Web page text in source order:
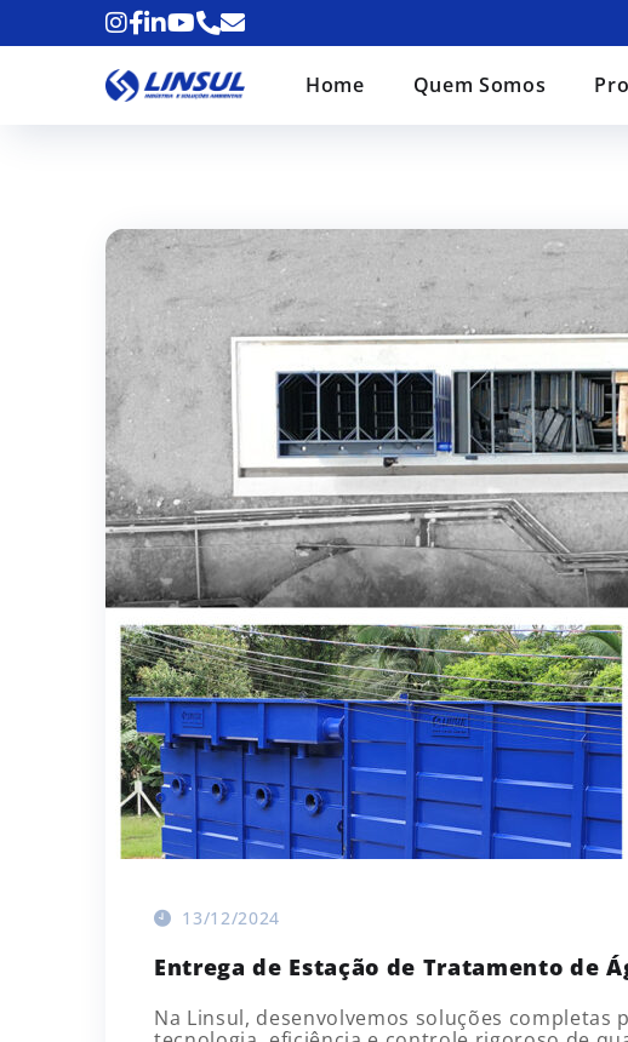
Home Quem Somos
13/12/2024
Entrega de Estação de Tratamento de
Na Linsul, desenvolvemos soluções